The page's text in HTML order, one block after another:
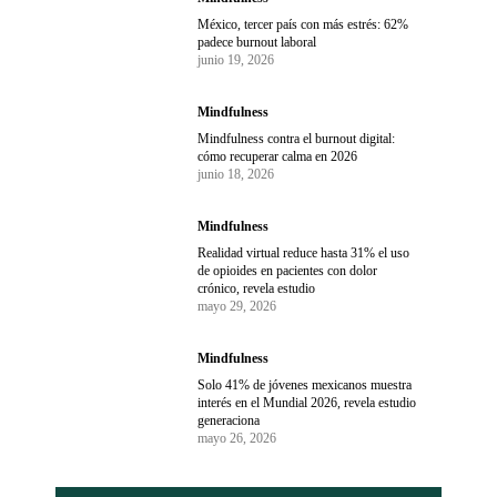
México, tercer país con más estrés: 62%
padece burnout laboral
junio 19, 2026
Mindfulness
Mindfulness contra el burnout digital:
cómo recuperar calma en 2026
junio 18, 2026
Mindfulness
Realidad virtual reduce hasta 31% el uso
de opioides en pacientes con dolor
crónico, revela estudio
mayo 29, 2026
Mindfulness
Solo 41% de jóvenes mexicanos muestra
interés en el Mundial 2026, revela estudio
generaciona
mayo 26, 2026